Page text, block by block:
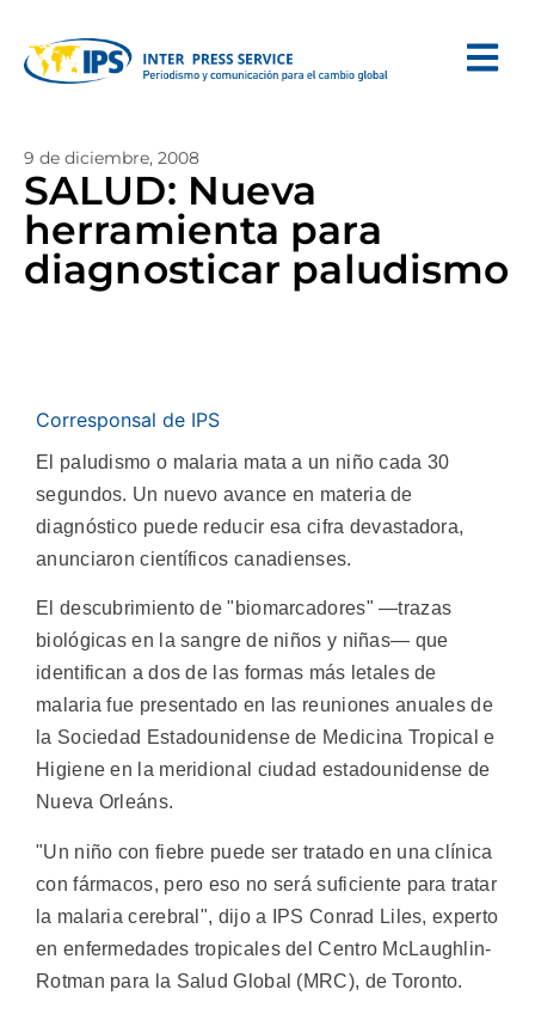
9 de diciembre, 2008
SALUD: Nueva
herramienta para
diagnosticar paludismo
Corresponsal de IPS
El paludismo o malaria mata a un niño cada 30
segundos. Un nuevo avance en materia de
diagnóstico puede reducir esa cifra devastadora,
anunciaron científicos canadienses.
El descubrimiento de "biomarcadores" —trazas
biológicas en la sangre de niños y niñas— que
identifican a dos de las formas más letales de
malaria fue presentado en las reuniones anuales de
la Sociedad Estadounidense de Medicina Tropical e
Higiene en la meridional ciudad estadounidense de
Nueva Orleáns.
"Un niño con fiebre puede ser tratado en una clínica
con fármacos, pero eso no será suficiente para tratar
la malaria cerebral", dijo a IPS Conrad Liles, experto
en enfermedades tropicales del Centro McLaughlin-
Rotman para la Salud Global (MRC), de Toronto.